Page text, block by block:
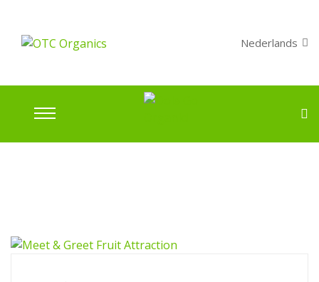
Nederlands